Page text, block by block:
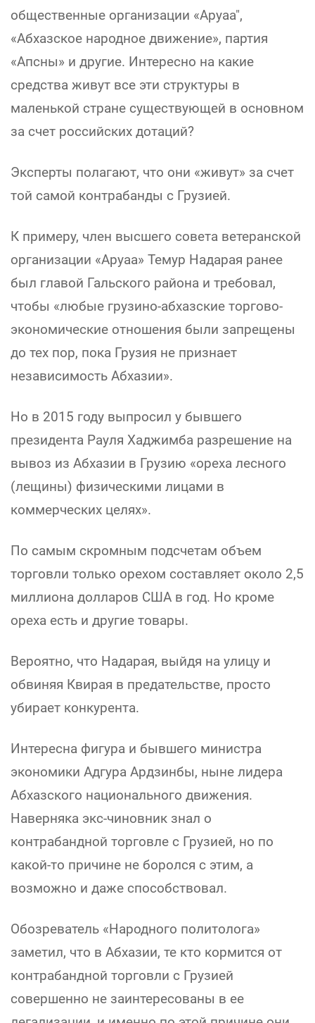
общественные организации «Аруаа",
«Абхазское народное движение», партия
«Апсны» и другие. Интересно на какие
средства живут все эти структуры в
маленькой стране существующей в основном
за счет российских дотаций?
Эксперты полагают, что они «живут» за счет
той самой контрабанды с Грузией.
К примеру, член высшего совета ветеранской
организации «Аруаа» Темур Надарая ранее
был главой Гальского района и требовал,
чтобы «любые грузино-абхазские торгово-
экономические отношения были запрещены
до тех пор, пока Грузия не признает
независимость Абхазии».
Но в 2015 году выпросил у бывшего
президента Рауля Хаджимба разрешение на
вывоз из Абхазии в Грузию «ореха лесного
(лещины) физическими лицами в
коммерческих целях».
По самым скромным подсчетам объем
торговли только орехом составляет около 2,5
миллиона долларов США в год. Но кроме
ореха есть и другие товары.
Вероятно, что Надарая, выйдя на улицу и
обвиняя Квирая в предательстве, просто
убирает конкурента.
Интересна фигура и бывшего министра
экономики Адгура Ардзинбы, ныне лидера
Абхазского национального движения.
Наверняка экс-чиновник знал о
контрабандной торговле с Грузией, но по
какой-то причине не боролся с этим, а
возможно и даже способствовал.
Обозреватель «Народного политолога»
заметил, что в Абхазии, те кто кормится от
контрабандной торговли с Грузией
совершенно не заинтересованы в ее